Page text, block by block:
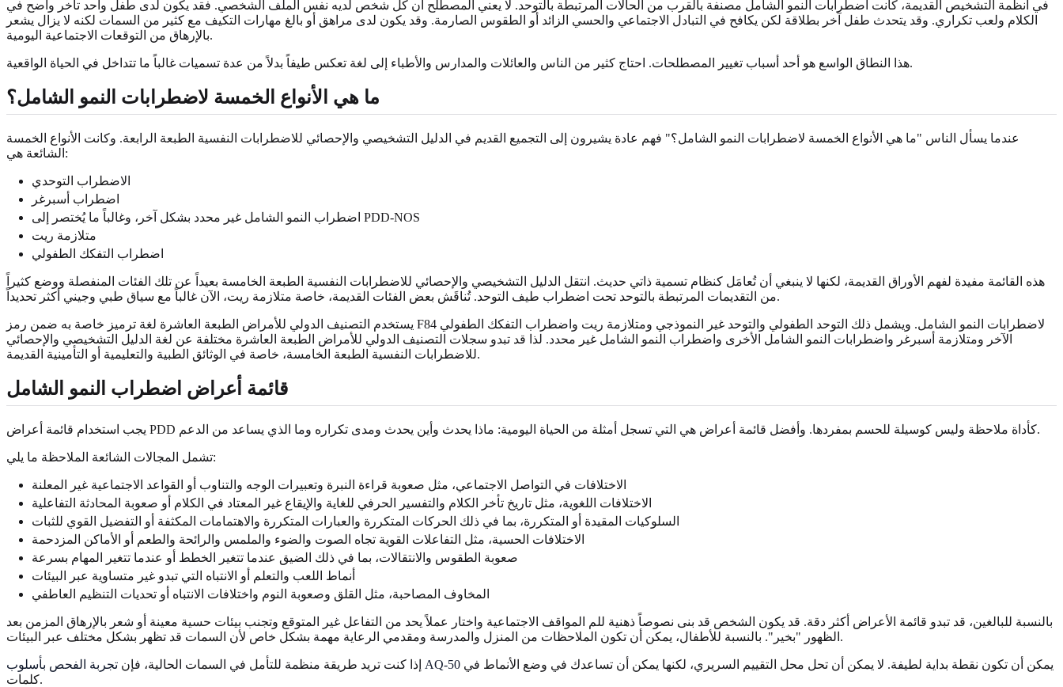
في أنظمة التشخيص القديمة، كانت اضطرابات النمو الشامل مصنفة بالقرب من الحالات المرتبطة بالتوحد. لا يعني المصطلح أن كل شخص لديه نفس الملف الشخصي. فقد يكون لدى طفل واحد تأخر واضح في
الكلام ولعب تكراري. وقد يتحدث طفل آخر بطلاقة لكن يكافح في التبادل الاجتماعي والحسي الزائد أو الطقوس الصارمة. وقد يكون لدى مراهق أو بالغ مهارات التكيف مع كثير من السمات لكنه لا يزال يشعر
بالإرهاق من التوقعات الاجتماعية اليومية.
هذا النطاق الواسع هو أحد أسباب تغيير المصطلحات. احتاج كثير من الناس والعائلات والمدارس والأطباء إلى لغة تعكس طيفاً بدلاً من عدة تسميات غالباً ما تتداخل في الحياة الواقعية.
ما هي الأنواع الخمسة لاضطرابات النمو الشامل؟
عندما يسأل الناس "ما هي الأنواع الخمسة لاضطرابات النمو الشامل؟" فهم عادة يشيرون إلى التجميع القديم في الدليل التشخيصي والإحصائي للاضطرابات النفسية الطبعة الرابعة. وكانت الأنواع الخمسة
الشائعة هي:
الاضطراب التوحدي
اضطراب أسبرغر
اضطراب النمو الشامل غير محدد بشكل آخر، وغالباً ما يُختصر إلى PDD-NOS
متلازمة ريت
اضطراب التفكك الطفولي
هذه القائمة مفيدة لفهم الأوراق القديمة، لكنها لا ينبغي أن تُعامَل كنظام تسمية ذاتي حديث. انتقل الدليل التشخيصي والإحصائي للاضطرابات النفسية الطبعة الخامسة بعيداً عن تلك الفئات المنفصلة ووضع كثيراً
من التقديمات المرتبطة بالتوحد تحت اضطراب طيف التوحد. تُناقَش بعض الفئات القديمة، خاصة متلازمة ريت، الآن غالباً مع سياق طبي وجيني أكثر تحديداً.
يستخدم التصنيف الدولي للأمراض الطبعة العاشرة لغة ترميز خاصة به ضمن رمز F84 لاضطرابات النمو الشامل. ويشمل ذلك التوحد الطفولي والتوحد غير النموذجي ومتلازمة ريت واضطراب التفكك الطفولي
الآخر ومتلازمة أسبرغر واضطرابات النمو الشامل الأخرى واضطراب النمو الشامل غير محدد. لذا قد تبدو سجلات التصنيف الدولي للأمراض الطبعة العاشرة مختلفة عن لغة الدليل التشخيصي والإحصائي
للاضطرابات النفسية الطبعة الخامسة، خاصة في الوثائق الطبية والتعليمية أو التأمينية القديمة.
قائمة أعراض اضطراب النمو الشامل
يجب استخدام قائمة أعراض PDD كأداة ملاحظة وليس كوسيلة للحسم بمفردها. وأفضل قائمة أعراض هي التي تسجل أمثلة من الحياة اليومية: ماذا يحدث وأين يحدث ومدى تكراره وما الذي يساعد من الدعم.
تشمل المجالات الشائعة الملاحظة ما يلي:
الاختلافات في التواصل الاجتماعي، مثل صعوبة قراءة النبرة وتعبيرات الوجه والتناوب أو القواعد الاجتماعية غير المعلنة
الاختلافات اللغوية، مثل تاريخ تأخر الكلام والتفسير الحرفي للغاية والإيقاع غير المعتاد في الكلام أو صعوبة المحادثة التفاعلية
السلوكيات المقيدة أو المتكررة، بما في ذلك الحركات المتكررة والعبارات المتكررة والاهتمامات المكثفة أو التفضيل القوي للثبات
الاختلافات الحسية، مثل التفاعلات القوية تجاه الصوت والضوء والملمس والرائحة والطعم أو الأماكن المزدحمة
صعوبة الطقوس والانتقالات، بما في ذلك الضيق عندما تتغير الخطط أو عندما تتغير المهام بسرعة
أنماط اللعب والتعلم أو الانتباه التي تبدو غير متساوية عبر البيئات
المخاوف المصاحبة، مثل القلق وصعوبة النوم واختلافات الانتباه أو تحديات التنظيم العاطفي
بالنسبة للبالغين، قد تبدو قائمة الأعراض أكثر دقة. قد يكون الشخص قد بنى نصوصاً ذهنية للم المواقف الاجتماعية واختار عملاً يحد من التفاعل غير المتوقع وتجنب بيئات حسية معينة أو شعر بالإرهاق المزمن بعد
الظهور "بخير". بالنسبة للأطفال، يمكن أن تكون الملاحظات من المنزل والمدرسة ومقدمي الرعاية مهمة بشكل خاص لأن السمات قد تظهر بشكل مختلف عبر البيئات.
إذا كنت تريد طريقة منظمة للتأمل في السمات الحالية، فإن تجربة الفحص بأسلوب AQ-50
كلمات.